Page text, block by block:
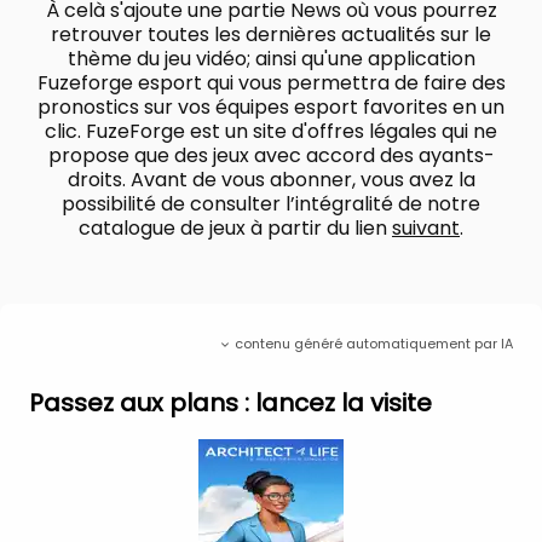
COMPÉTENCES
Maisons sur pilotis, énergies renouvelables,
matériaux écologiques… améliorez vos
compétences à chaque mission du mode
Carrière. Débloquez de nouvelles aptitudes pour
réaliser des projets toujours plus ambitieux et
innovants !
CONFIGURATION REQUISE
Nécessite un processeur et un système
Système d'exploitation : Windows 10 64 bits
Processeur : Intel Core i5-3470 ou AMD Ryzen 3
Mémoire : 8 Go de RAM
Graphiques : NVIDIA GeForce GTX 1050, 2 Go ou
AMD Radeon R9 270X, 2 Go ou Intel Arc A380, 6
À celà s'ajoute une partie News où vous pourrez
retrouver toutes les dernières actualités sur le
thème du jeu vidéo; ainsi qu'une application
Fuzeforge esport qui vous permettra de faire des
pronostics sur vos équipes esport favorites en un
clic. FuzeForge est un site d'offres légales qui ne
propose que des jeux avec accord des ayants-
droits. Avant de vous abonner, vous avez la
possibilité de consulter l’intégralité de notre
catalogue de jeux à partir du liensuivant.
contenu généré automatiquement par IA
Passez aux plans : lancez la visite